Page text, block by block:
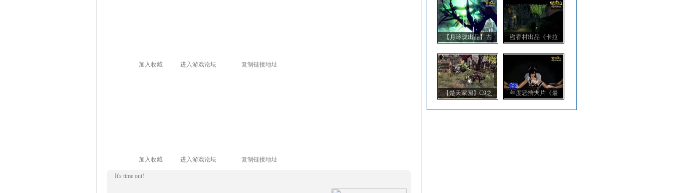
加入收藏 进入游戏论坛 复制链接地址
加入收藏 进入游戏论坛 复制链接地址
It's time out!
【月玲珑出品】古 盗香村出品《卡拉
【楚天家园】C9之 年度恶搞大片《最